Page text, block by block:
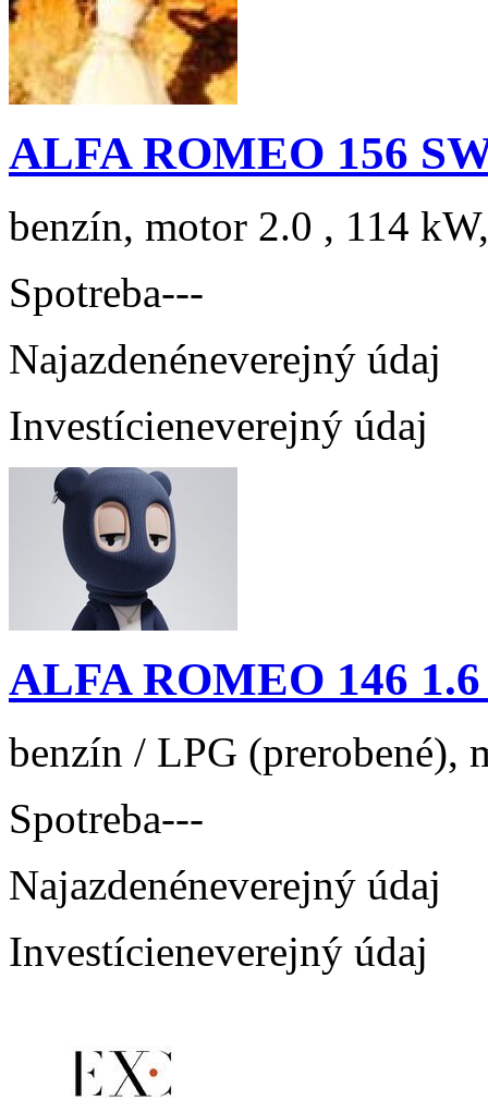
ALFA ROMEO 156
benzín, motor 2.0 , 114
Spotreba---
Najazdenéneverejný údaj
Investícieneverejný údaj
ALFA ROMEO 146
benzín / LPG (prerobené),
Spotreba---
Najazdenéneverejný údaj
Investícieneverejný údaj